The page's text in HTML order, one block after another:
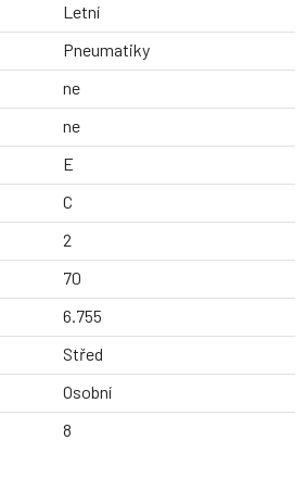
Letní
Pneumatiky
ne
ne
E
C
2
70
6.755
Střed
Osobní
8